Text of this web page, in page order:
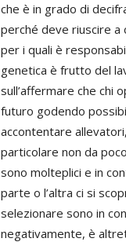
che è in grado di
perché deve riuscire a
per i quali è
genetica è frutto del
sull’affermare che chi
futuro godendo
accontentare
particolare non da
sono molteplici e in
parte o l’altra ci si
selezionare sono in
negativamente, è